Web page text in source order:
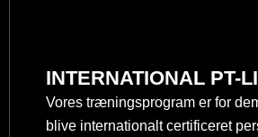
INTERNATIONAL PT-
Vores træningsprogram er for
blive internationalt certificeret